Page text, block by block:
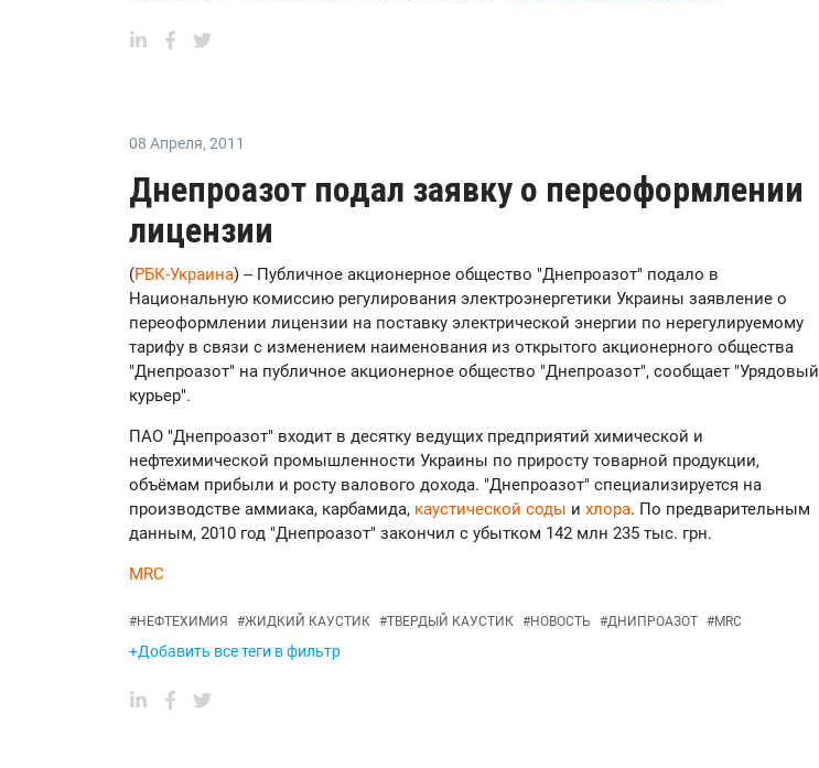
08 Апреля, 2011
Днепроазот подал заявку о переоформлении
лицензии
(РБК-Украина) -- Публичное акционерное общество "Днепроазот" подало в
Национальную комиссию регулирования электроэнергетики Украины заявление о
переоформлении лицензии на поставку электрической энергии по нерегулируемому
тарифу в связи с изменением наименования из открытого акционерного общества
"Днепроазот" на публичное акционерное общество "Днепроазот", сообщает "Урядовый
курьер".
ПАО "Днепроазот" входит в десятку ведущих предприятий химической и
нефтехимической промышленности Украины по приросту товарной продукции,
объёмам прибыли и росту валового дохода. "Днепроазот" специализируется на
производстве аммиака, карбамида, каустической соды и хлора. По предварительным
данным, 2010 год "Днепроазот" закончил с убытком 142 млн 235 тыс. грн.
MRC
#НЕФТЕХИМИЯ #ЖИДКИЙ КАУСТИК #ТВЕРДЫЙ КАУСТИК #НОВОСТЬ #ДНИПРОАЗОТ #MRC
+Добавить все теги в фильтр